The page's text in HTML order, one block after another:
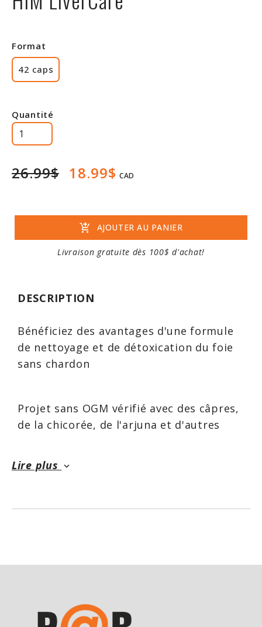
Format
42 caps
Quantité
26.99$ 18.99$ CAD
add_shopping_cart AJOUTER AU PANIER
Livraison gratuite dès 100$ d'achat!
DESCRIPTION
Bénéficiez des avantages d'une formule
de nettoyage et de détoxication du foie
sans chardon
Projet sans OGM vérifié avec des câpres,
de la chicorée, de l'arjuna et d'autres
Traite les dommages des radicaux libres
Lire plus keyboard_arrow_down